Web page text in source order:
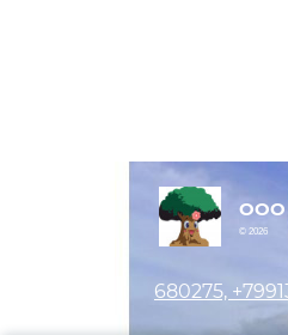
ООО
© 2026
680275,